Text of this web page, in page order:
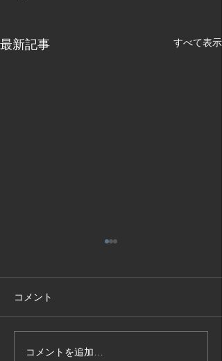
最新記事 すべて表示
技能実習生１２名入国-フ
コメント
コメントを追加…